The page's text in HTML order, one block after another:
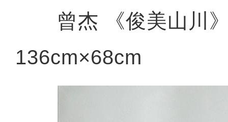
曾杰 《俊美山川》
136cm×68cm